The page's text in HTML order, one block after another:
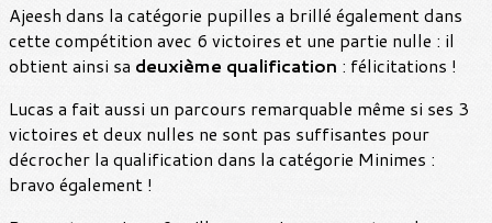
Ajeesh dans la catégorie pupilles a brillé également dans
cette compétition avec 6 victoires et une partie nulle : il
obtient ainsi sa deuxième qualification : félicitations !
Lucas a fait aussi un parcours remarquable même si ses 3
victoires et deux nulles ne sont pas suffisantes pour
décrocher la qualification dans la catégorie Minimes :
bravo également !